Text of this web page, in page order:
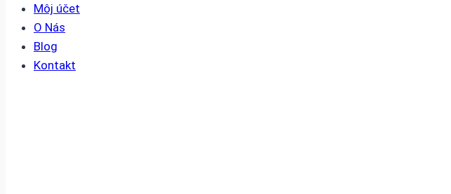
Môj účet
O Nás
Blog
Kontakt